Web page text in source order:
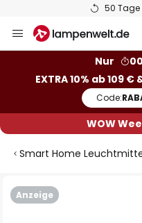
50 Tage
Inhalt
Nur
EXTRA 10% ab 109 €
Code:
WOW
Smart Home
Anzeige
Zum
Ende